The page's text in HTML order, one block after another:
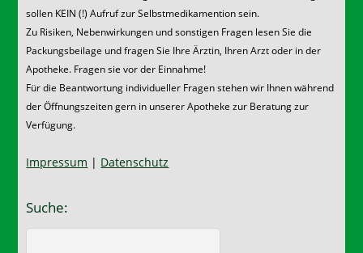
sollen KEIN (!) Aufruf zur Selbstmedikamention sein.
Zu Risiken, Nebenwirkungen und sonstigen Fragen lesen Sie die
Packungsbeilage und fragen Sie Ihre Ärztin, Ihren Arzt oder in der
Apotheke. Fragen sie vor der Einnahme!
Für die Beantwortung individueller Fragen stehen wir Ihnen während
der Öffnungszeiten gern in unserer Apotheke zur Beratung zur
Verfügung.
Impressum | Datenschutz
Suche: